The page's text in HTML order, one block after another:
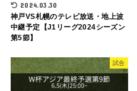
2024.03.30
神戸VS札幌のテレビ放送・地上波
中継予定【J1リーグ2024シーズン
第5節】
試合